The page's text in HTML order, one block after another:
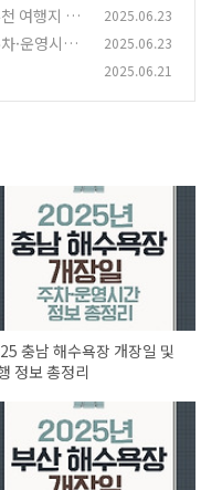
여행지 총
2025.06.23
·운영시간
2025.06.23
2025.06.21
충남 해수욕장 개장일 및
정보 총정리